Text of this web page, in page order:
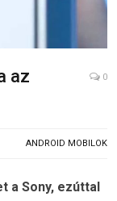
az
0
ANDROID MOBILOK
a Sony, ezúttal